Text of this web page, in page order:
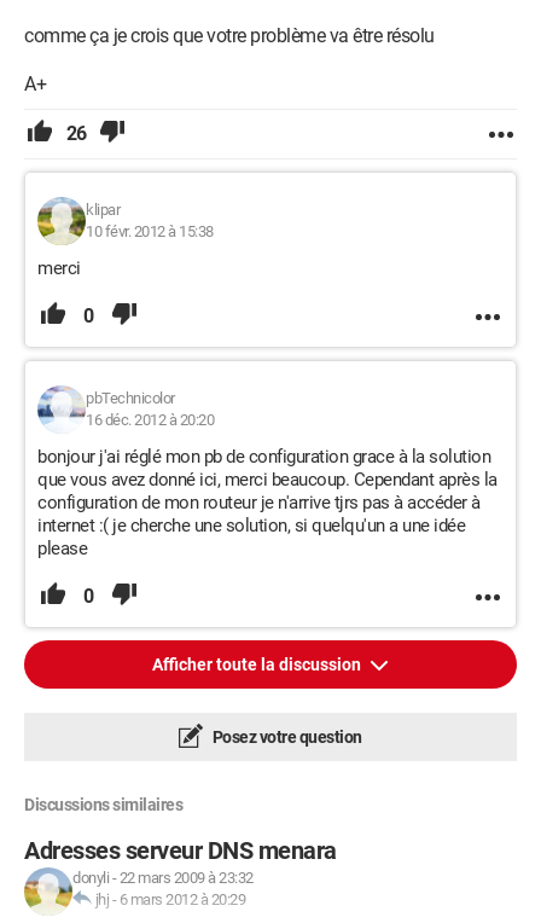
comme ça je crois que votre problème va être résolu
A+
26
klipar
10 févr. 2012 à 15:38
merci
0
pbTechnicolor
16 déc. 2012 à 20:20
bonjour j'ai réglé mon pb de configuration grace à la solution
que vous avez donné ici, merci beaucoup. Cependant après la
configuration de mon routeur je n'arrive tjrs pas à accéder à
internet :( je cherche une solution, si quelqu'un a une idée
please
0
Afficher toute la discussion
Posez votre question
Discussions similaires
Adresses serveur DNS menara
donyli -22 mars 2009 à 23:32
jhj - 6 mars 2012 à 20:29